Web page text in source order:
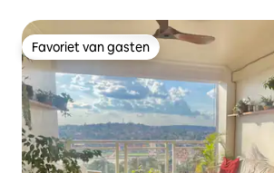
Favoriet van gasten
Favoriet van gasten